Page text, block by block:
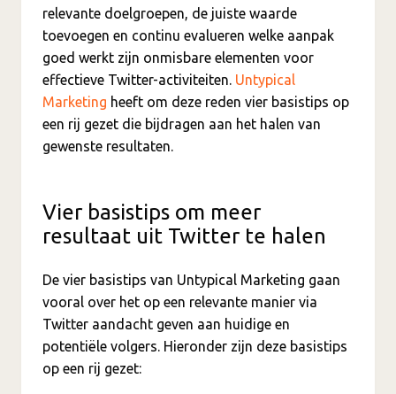
relevante doelgroepen, de juiste waarde
toevoegen en continu evalueren welke aanpak
goed werkt zijn onmisbare elementen voor
effectieve Twitter-activiteiten. Untypical
Marketing heeft om deze reden vier basistips op
een rij gezet die bijdragen aan het halen van
gewenste resultaten.
Vier basistips om meer
resultaat uit Twitter te halen
De vier basistips van Untypical Marketing gaan
vooral over het op een relevante manier via
Twitter aandacht geven aan huidige en
potentiële volgers. Hieronder zijn deze basistips
op een rij gezet: